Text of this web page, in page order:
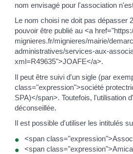
nom envisagé pour l'association
Le nom choisi ne doit pas dépasser
pouvoir être publié au <a
mignieres.fr/mignieres/mairie/
administratives/services-aux-
xml=R49635">JOAFE</a>.
Il peut être suivi d'un sigle (par
class="expression">société
SPA)</span>. Toutefois, l'utilisation
déconseillée.
Il est possible d'utiliser les intitulés
<span
<span